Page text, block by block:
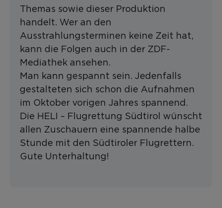
Themas sowie dieser Produktion
handelt. Wer an den
Ausstrahlungsterminen keine Zeit hat,
kann die Folgen auch in der ZDF-
Mediathek ansehen.
Man kann gespannt sein. Jedenfalls
gestalteten sich schon die Aufnahmen
im Oktober vorigen Jahres spannend.
Die HELI – Flugrettung Südtirol wünscht
allen Zuschauern eine spannende halbe
Stunde mit den Südtiroler Flugrettern.
Gute Unterhaltung!